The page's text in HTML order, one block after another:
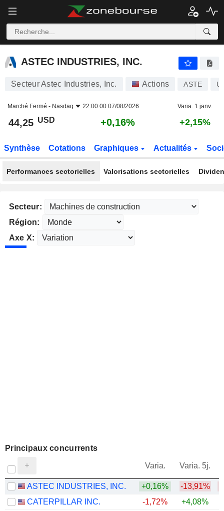
ASTEC INDUSTRIES, INC.
ASTEC INDUSTRIES, INC.
Secteur Astec Industries, Inc. Actions ASTE
Marché Fermé - Nasdaq 22:00:00 07/08/2026 Varia. 1 janv.
44,25 USD +0,16% +2,15%
Synthèse Cotations Graphiques Actualités
Performances sectorielles Valorisations sectorielles
Secteur:
Région:
Axe X:
Principaux concurrents
Varia. Varia. 5j.
ASTEC INDUSTRIES, INC.
+0,16% -13,91%
CATERPILLAR INC.
-1,72% +4,08%